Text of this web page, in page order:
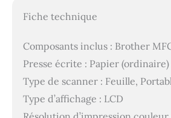
Fiche technique
Composants inclus : Brother
Presse écrite : Papier (ordinaire)
Type de scanner : Feuille,
Type d’affichage : LCD